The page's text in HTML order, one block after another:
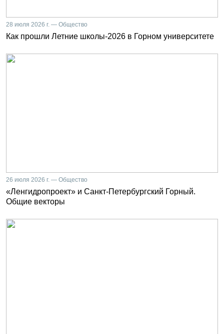
28 июля 2026 г. — Общество
Как прошли Летние школы-2026 в Горном университете
26 июля 2026 г. — Общество
«Ленгидропроект» и Санкт-Петербургский Горный.
Общие векторы